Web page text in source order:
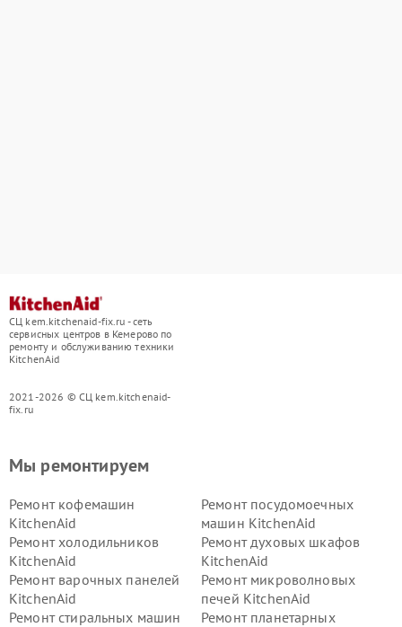
СЦ kem.kitchenaid-fix.ru - сеть
сервисных центров в Кемерово по
ремонту и обслуживанию техники
KitchenAid
2021-2026 © СЦ kem.kitchenaid-
fix.ru
Мы ремонтируем
Ремонт кофемашин
KitchenAid
Ремонт посудомоечных
машин KitchenAid
Ремонт холодильников
KitchenAid
Ремонт духовых шкафов
KitchenAid
Ремонт варочных панелей
KitchenAid
Ремонт микроволновых
печей KitchenAid
Ремонт стиральных машин
Ремонт планетарных